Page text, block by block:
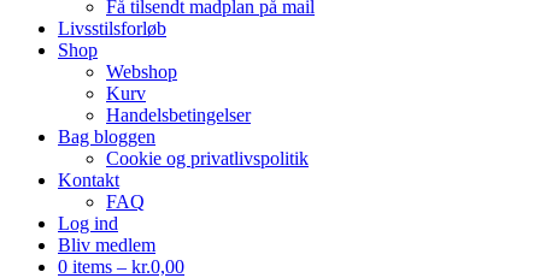
Få tilsendt madplan på mail
Livsstilsforløb
Shop
Webshop
Kurv
Handelsbetingelser
Bag bloggen
Cookie og privatlivspolitik
Kontakt
FAQ
Log ind
Bliv medlem
0 items – kr.0,00